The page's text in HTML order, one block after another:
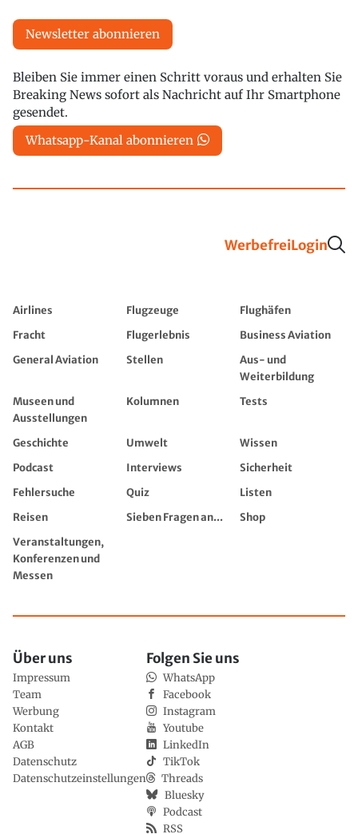
Newsletter abonnieren
Bleiben Sie immer einen Schritt voraus und erhalten Sie
Breaking News sofort als Nachricht auf Ihr Smartphone
gesendet.
Whatsapp-Kanal abonnieren
WerbefreiLogin
Airlines Flugzeuge
Flughäfen
Fracht
Flugerlebnis
Business Aviation
General Aviation
Stellen
Aus- und
Weiterbildung
Museen und
Ausstellungen
Kolumnen Tests
Geschichte Umwelt
Wissen
Podcast
Interviews
Sicherheit
Fehlersuche
Quiz
Listen
Reisen
Sieben Fragen an...
Shop
Veranstaltungen,
Konferenzen und
Messen
Über uns
Impressum
Team
Werbung
Kontakt
AGB
Datenschutz
Datenschutzeinstellungen
Folgen Sie uns
WhatsApp
Facebook
Instagram
Youtube
LinkedIn
TikTok
Threads
Bluesky
Podcast
RSS